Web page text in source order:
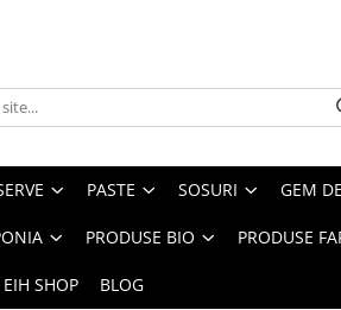
PASTE SOSURI GEM
PRODUSE BIO PRODUSE
SHOP BLOG